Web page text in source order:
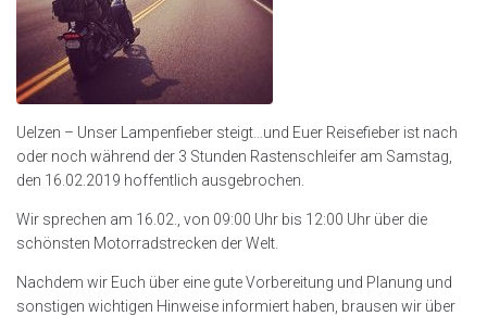
Uelzen – Unser Lampenfieber steigt…und Euer Reisefieber ist nach
oder noch während der 3 Stunden Rastenschleifer am Samstag,
den 16.02.2019 hoffentlich ausgebrochen.
Wir sprechen am 16.02., von 09:00 Uhr bis 12:00 Uhr über die
schönsten Motorradstrecken der Welt.
Nachdem wir Euch über eine gute Vorbereitung und Planung und
sonstigen wichtigen Hinweise informiert haben, brausen wir über